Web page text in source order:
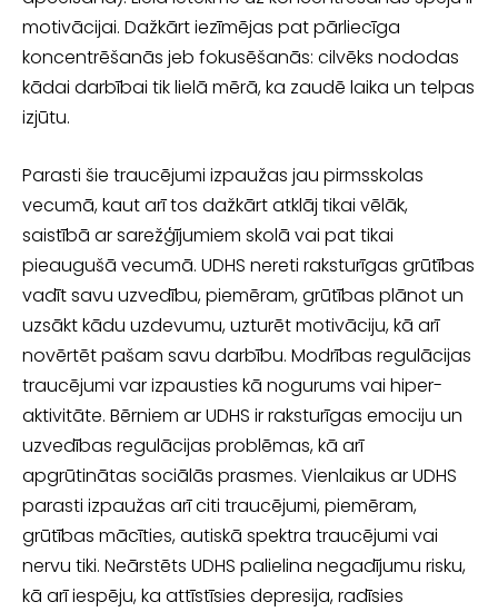
motivācijai. Dažkārt iezīmējas pat pārliecīga
koncentrēšanās jeb fokusēšanās: cilvēks nododas
kādai darbībai tik lielā mērā, ka zaudē laika un telpas
izjūtu.
Parasti šie traucējumi izpaužas jau pirmsskolas
vecumā, kaut arī tos dažkārt at­klāj tikai vēlāk,
saistībā ar sarežģījumiem skolā vai pat tikai
pieaugušā vecumā. UDHS nereti raksturīgas grūtības
vadīt savu uzvedību, piemēram, grūtības plā­not un
uzsākt kādu uzdevumu, uzturēt motivāciju, kā arī
novērtēt pašam savu darbību. Modrības regulācijas
traucējumi var izpausties kā nogurums vai hiper­
aktivitāte. Bērniem ar UDHS ir raksturīgas emociju un
uzvedības regulācijas problēmas, kā arī
apgrūtinātas sociālās prasmes. Vienlaikus ar UDHS
parasti iz­paužas arī citi traucējumi, piemēram,
grūtības mācīties, autiskā spektra traucēju­mi vai
nervu tiki. Neārstēts UDHS palielina negadījumu risku,
kā arī iespēju, ka attīstīsies depresija, radīsies